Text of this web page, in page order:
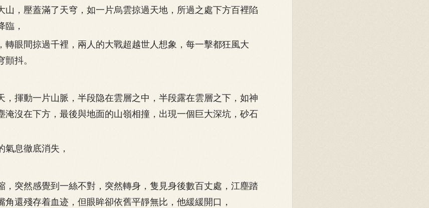
，壓蓋滿了天穹，如一片烏雲掠過天地，所過之處下方百裡陷
臨，
眼間掠過千裡，兩人的大戰超越世人想象，每一擊都狂風大
抖。
揮動一片山脈，半段隐在雲層之中，半段露在雲層之下，如神
淹沒在下方，最後與地面的山嶺相撞，出現一個巨大深坑，砂石
息徹底消失，
突然感覺到一絲不對，突然轉身，隻見身後數百丈處，江塵踏
角還殘存着血迹，但眼眸卻依舊平靜無比，他緩緩開口，